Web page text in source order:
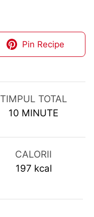
Pin Recipe
TIMPUL TOTAL
10 MINUTES
MINUTE
CALORII
197 kcal